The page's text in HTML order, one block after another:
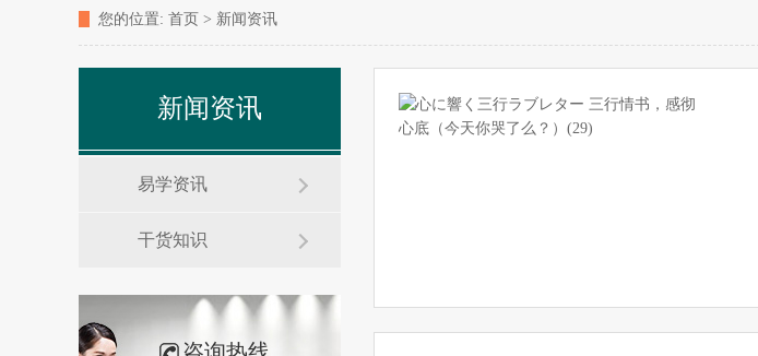
您的位置: 首页 > 新闻资讯
新闻资讯
易学资讯
干货知识